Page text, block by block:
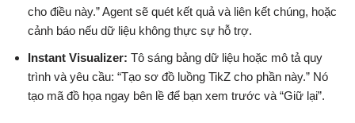
cho điều này.” Agent sẽ quét kết quả và liên kết chúng, hoặc
cảnh báo nếu dữ liệu không thực sự hỗ trợ.
Instant Visualizer: Tô sáng bảng dữ liệu hoặc mô tả quy
trình và yêu cầu: “Tạo sơ đồ luồng TikZ cho phần này.” Nó
tạo mã đồ họa ngay bên lề để bạn xem trước và “Giữ lại”.